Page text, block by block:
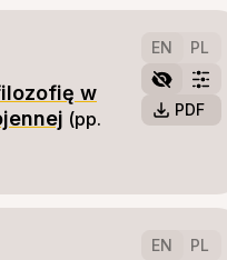
EN PL
PDF
w
(pp.
EN PL